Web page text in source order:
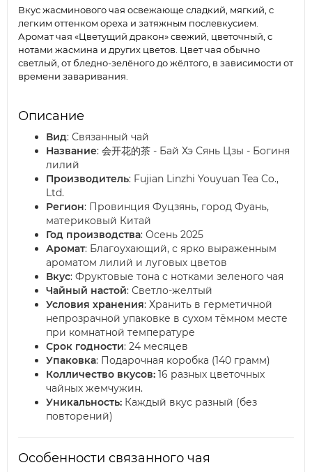
Вкус жасминового чая освежающе сладкий, мягкий, с
легким оттенком ореха и затяжным послевкусием.
Аромат чая «Цветущий дракон» свежий, цветочный, с
нотами жасмина и других цветов. Цвет чая обычно
светлый, от бледно-зелёного до жёлтого, в зависимости от
времени заваривания.
Описание
Вид: Связанный чай
Название: 会开花的茶 - Бай Хэ Сянь Цзы - Богиня
лилий
Производитель: Fujian Linzhi Youyuan Tea Co.,
Ltd.
Регион: Провинция Фуцзянь, город Фуань,
материковый Китай
Год производства: Осень 2025
Аромат: Благоухающий, с ярко выраженным
ароматом лилий и луговых цветов
Вкус: Фруктовые тона с нотками зеленого чая
Чайный настой: Светло-желтый
Условия хранения: Хранить в герметичной
непрозрачной упаковке в сухом тёмном месте
при комнатной температуре
Срок годности: 24 месяцев
Упаковка: Подарочная коробка (140 грамм)
Колличество вкусов: 16 разных цветочных
чайных жемчужин.
Уникальность: Каждый вкус разный (без
повторений)
Особенности связанного чая